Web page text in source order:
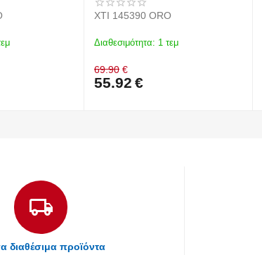
XTI 145390 ORO
Διαθεσιμότητα: 1 τεμ
69.90 €
55.92 €
διαθέσιμα προϊόντα